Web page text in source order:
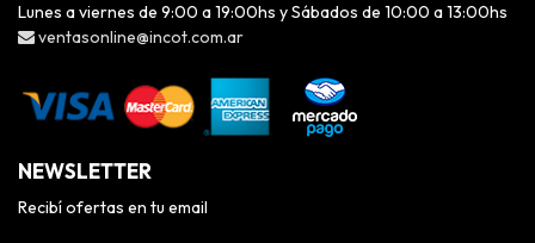
Lunes a viernes de 9:00 a 19:00hs y Sábados de 10:00 a 13:00hs
ventasonline@incot.com.ar
NEWSLETTER
Recibí ofertas en tu email